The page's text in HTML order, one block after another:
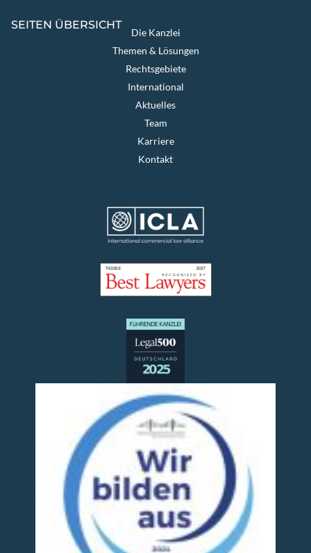
SEITEN ÜBERSICHT
Die Kanzlei
Themen & Lösungen
Rechtsgebiete
International
Aktuelles
Team
Karriere
Kontakt